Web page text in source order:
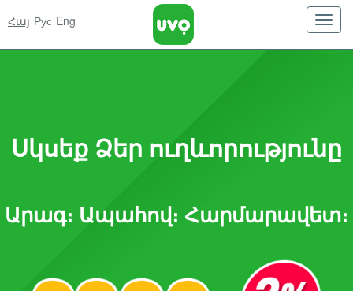
Հայ Рус Eng
Սկսեք Ձեր ուղևորությունը
Արագ։ Ապահով։ Հարմարավետ։